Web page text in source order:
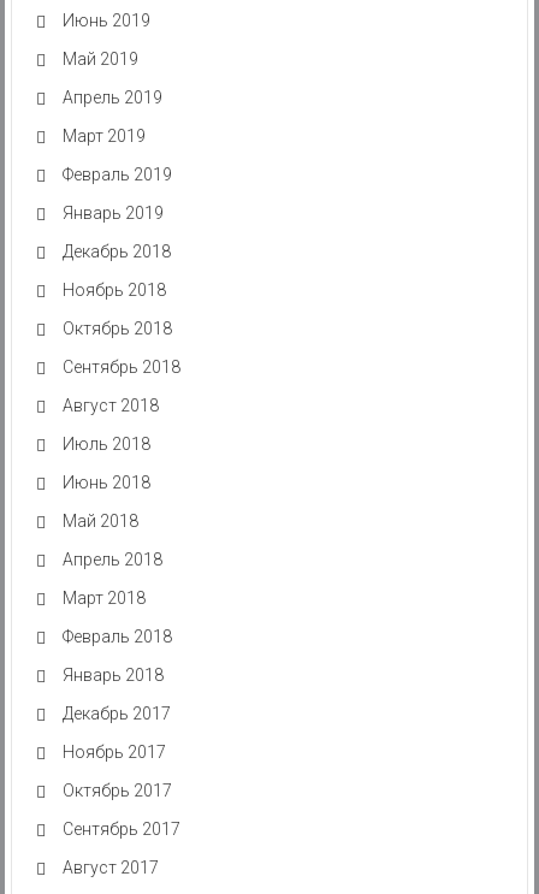
Июнь 2019
Май 2019
Апрель 2019
Март 2019
Февраль 2019
Январь 2019
Декабрь 2018
Ноябрь 2018
Октябрь 2018
Сентябрь 2018
Август 2018
Июль 2018
Июнь 2018
Май 2018
Апрель 2018
Март 2018
Февраль 2018
Январь 2018
Декабрь 2017
Ноябрь 2017
Октябрь 2017
Сентябрь 2017
Август 2017